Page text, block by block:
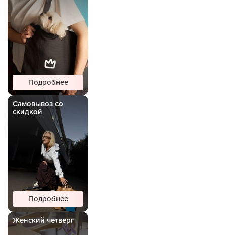
Подробнее
Самовывоз со
скидкой
Подробнее
Женский четверг